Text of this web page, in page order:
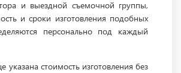
и выездной съемочной группы,
и сроки изготовления подобных
персонально под каждый
указана стоимость изготовления без